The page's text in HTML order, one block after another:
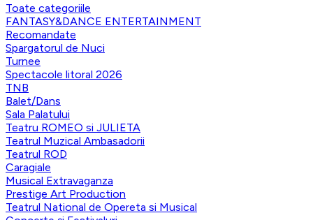
Toate categoriile
FANTASY&DANCE ENTERTAINMENT
Recomandate
Spargatorul de Nuci
Turnee
Spectacole litoral 2026
TNB
Balet/Dans
Sala Palatului
Teatru ROMEO si JULIETA
Teatrul Muzical Ambasadorii
Teatrul ROD
Caragiale
Musical Extravaganza
Prestige Art Production
Teatrul National de Opereta si Musical